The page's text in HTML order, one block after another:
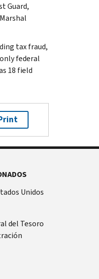
Guard,
tax fraud,
federal
18 field
Unidos
del Tesoro